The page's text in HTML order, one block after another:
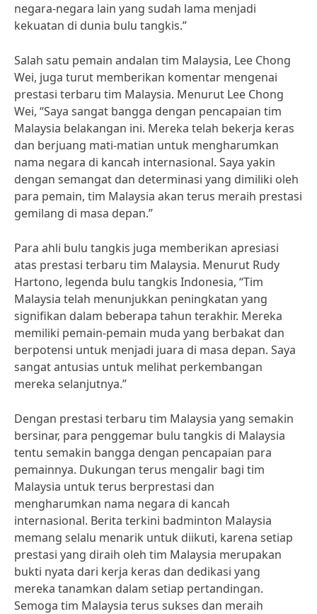
negara-negara lain yang sudah lama menjadi
kekuatan di dunia bulu tangkis.”
Salah satu pemain andalan tim Malaysia, Lee Chong
Wei, juga turut memberikan komentar mengenai
prestasi terbaru tim Malaysia. Menurut Lee Chong
Wei, “Saya sangat bangga dengan pencapaian tim
Malaysia belakangan ini. Mereka telah bekerja keras
dan berjuang mati-matian untuk mengharumkan
nama negara di kancah internasional. Saya yakin
dengan semangat dan determinasi yang dimiliki oleh
para pemain, tim Malaysia akan terus meraih prestasi
gemilang di masa depan.”
Para ahli bulu tangkis juga memberikan apresiasi
atas prestasi terbaru tim Malaysia. Menurut Rudy
Hartono, legenda bulu tangkis Indonesia, “Tim
Malaysia telah menunjukkan peningkatan yang
signifikan dalam beberapa tahun terakhir. Mereka
memiliki pemain-pemain muda yang berbakat dan
berpotensi untuk menjadi juara di masa depan. Saya
sangat antusias untuk melihat perkembangan
mereka selanjutnya.”
Dengan prestasi terbaru tim Malaysia yang semakin
bersinar, para penggemar bulu tangkis di Malaysia
tentu semakin bangga dengan pencapaian para
pemainnya. Dukungan terus mengalir bagi tim
Malaysia untuk terus berprestasi dan
mengharumkan nama negara di kancah
internasional. Berita terkini badminton Malaysia
memang selalu menarik untuk diikuti, karena setiap
prestasi yang diraih oleh tim Malaysia merupakan
bukti nyata dari kerja keras dan dedikasi yang
mereka tanamkan dalam setiap pertandingan.
Semoga tim Malaysia terus sukses dan meraih